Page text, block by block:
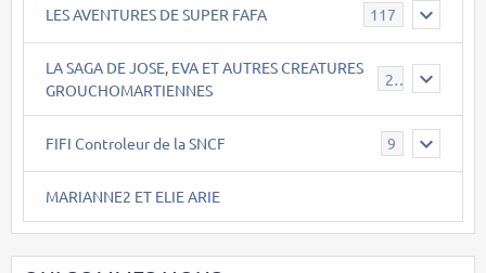
LES AVENTURES DE SUPER FAFA 117
LA SAGA DE JOSE, EVA ET AUTRES CREATURES
GROUCHOMARTIENNES
FIFI Controleur de la SNCF 9
MARIANNE2 ET ELIE ARIE